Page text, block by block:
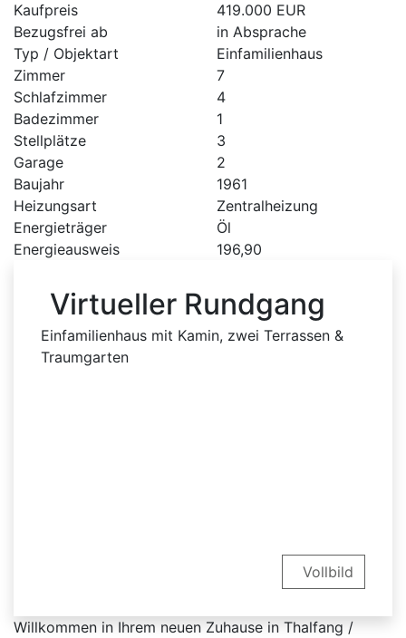
Kaufpreis
419.000 EUR
Bezugsfrei ab
in Absprache
Typ / Objektart
Einfamilienhaus
Zimmer
7
Schlafzimmer
4
Badezimmer
1
Stellplätze
3
Garage
2
Baujahr
1961
Heizungsart
Zentralheizung
Energieträger
Öl
Energieausweis
196,90
Virtueller Rundgang
Einfamilienhaus mit Kamin, zwei Terrassen &
Traumgarten
Vollbild
Willkommen in Ihrem neuen Zuhause in Thalfang /